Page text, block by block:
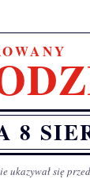
8
się